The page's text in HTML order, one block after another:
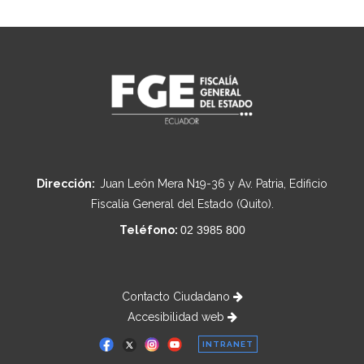
Dirección: Juan León Mera N19-36 y Av. Patria, Edificio
Fiscalía General del Estado (Quito).
Teléfono: 02 3985 800
Contacto Ciudadano
Accesibilidad web
INTRANET